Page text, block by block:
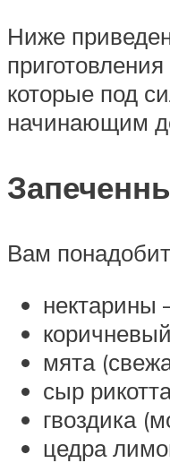
Ниже
которые под
начинающим
Вам
мята
сыр
гвоздика
цедра